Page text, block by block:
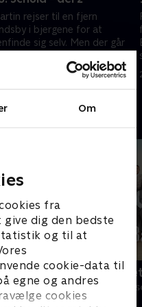
Om
fra
dig den bedste
og til at
cookie-data til
egne og andres
cookies
rejser til en fjern
i bjergene for at
sig selv. Men der går
brug for bjerglægens
marts 2019 • 43 min
Drama • 10